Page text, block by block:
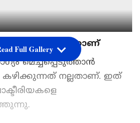
നല്ലതാണ്
മെച്ചപ്പെടുത്താൻ
നല്ലതാണ്. ഇത്
Full Gallery